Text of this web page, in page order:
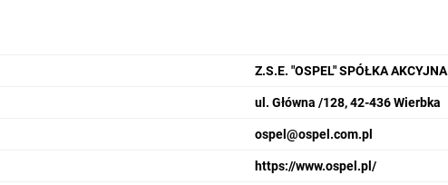
Z.S.E. "OSPEL" SPÓŁKA AKCYJNA
ul. Główna /128, 42-436 Wierbka
ospel@ospel.com.pl
https://www.ospel.pl/